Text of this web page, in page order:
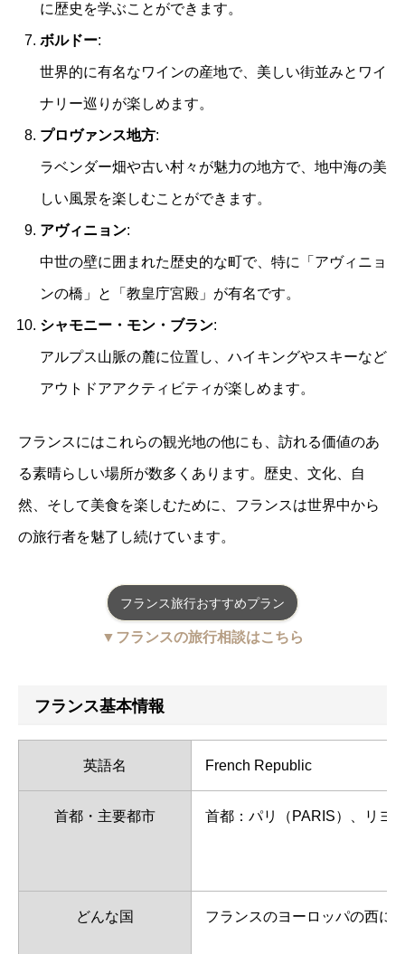
に歴史を学ぶことができます。
ボルドー:
世界的に有名なワインの産地で、美しい街並みとワイ
ナリー巡りが楽しめます。
プロヴァンス地方:
ラベンダー畑や古い村々が魅力の地方で、地中海の美
しい風景を楽しむことができます。
アヴィニョン:
中世の壁に囲まれた歴史的な町で、特に「アヴィニョ
ンの橋」と「教皇庁宮殿」が有名です。
シャモニー・モン・ブラン:
アルプス山脈の麓に位置し、ハイキングやスキーなど
アウトドアアクティビティが楽しめます。
フランスにはこれらの観光地の他にも、訪れる価値のあ
る素晴らしい場所が数多くあります。歴史、文化、自
然、そして美食を楽しむために、フランスは世界中から
の旅行者を魅了し続けています。
フランス旅行おすすめプラン
▼フランスの旅行相談はこちら
フランス基本情報
英語名 French Republic
首都・主要都市 首都：パリ（PARIS）、リヨ
どんな国 フランスのヨーロッパの西に